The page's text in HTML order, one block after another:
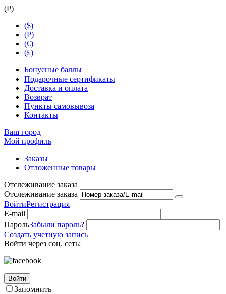
(Р)
($)
(Р)
(€)
(£)
Бонусные баллы
Подарочные сертификаты
Доставка и оплата
Возврат
Пункты самовывоза
Контакты
Ваш город
Мой профиль
Заказы
Отложенные товары
Отслеживание заказа
Отслеживание заказа
ВойтиРегистрация
E-mail
ПарольЗабыли пароль?
Создать учетную запись
Войти через соц. сеть:
Войти
Запомнить